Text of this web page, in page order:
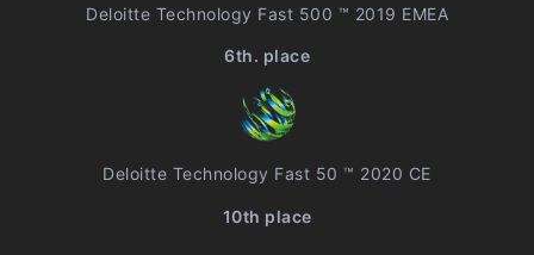
Deloitte Technology Fast 500 ™ 2019 EMEA
6th. place
Deloitte Technology Fast 50 ™ 2020 CE
10th place